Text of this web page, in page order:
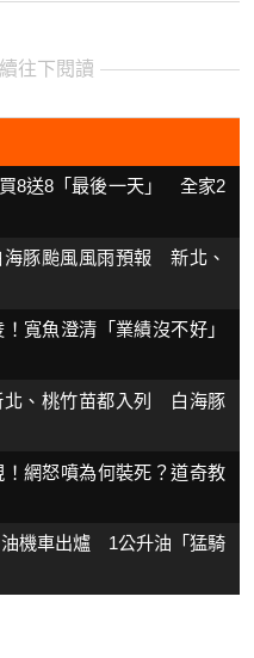
往下閱讀
8送8「最後一天」 全家2
海豚颱風風雨預報 新北、
寬魚澄清「業績沒不好」
北、桃竹苗都入列 白海豚
網怒噴為何裝死？道奇教
機車出爐 1公升油「猛騎